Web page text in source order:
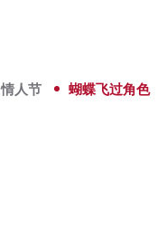
情人节 蝴蝶飞过角色